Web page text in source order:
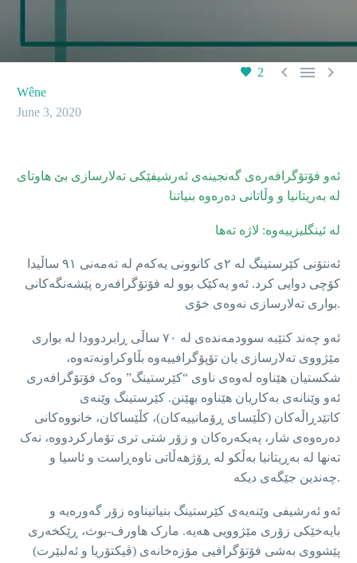
2   
Wêne
June 3, 2020
ئەو فۆتۆگرافەرەی گەنجینەی ئەرشیفێکی تەلارسازی بێ هاوتای
لە بەریتانیا و وڵاتانی دەرەوە بنیاتنا
لە ئینگلیزییەوە: لاژە تەها
ئەنتۆنی کێرستینگ لە ٢ی کانوونی یەکەم لە تەمەنی ٩١ ساڵیدا
کۆچی دوایی کرد. ئەو یەکێک بوو لە فۆتۆگرافەرە پێشەنگەکانی
بواری تەلارسازی نەوەی خۆی.
ئەو چەند کتێبە سوودمەندەی لە ٧٠ ساڵی ڕابردوودا لە بواری
مێژووی تەلارسازی یان تۆپۆگرافییەوە بڵاوکراونەتەوە،
شکستیان هێناوە لەوەی ناوی “کێرستینگ” وەک فۆتۆگرافەری
ئەو وێنانەی بەکاریان هێناوە بهێنن. کێرستینگ وێنەی
کاتێدڕاڵەکان (کڵێسای ڕۆمانییەکان)، کڵێساکان، خانووەکانی
دەرەوەی شار، پەیکەرەکان و زۆر شتی تری تۆمارکردووە، نەک
تەنها لە بەڕیتانیا بەڵکو لە ڕۆژهەڵاتی ناوەڕاست و ئاسیا و
چەندین جێگەی دیکە.
ئەو ئەرشیفی وێنەیەی کێرستینگ بنیاتیناوە زۆر گەورەیە و
بایەخێکی زۆری مێژوویی هەیە. مارک هاورف-بوث، ڕێکخەری
پێشووی بەشی فۆتۆگرافیی مۆزەخانەی (ڤیکتۆریا و ئەلبێرت)